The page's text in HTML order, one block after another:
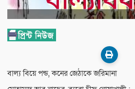
বাল্য বিয়ে পন্ড, কনের জেঠাকে জরিমানা